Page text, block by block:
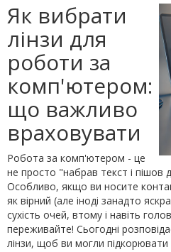
Як вибрати
лінзи для
роботи за
комп'ютером:
що важливо
враховувати
Робота за комп'ютером - це
не просто "набрав текст і
Особливо, якщо ви носите
як вірний (але іноді занадто
сухість очей, втому і навіть
переживайте! Сьогодні
лінзи, щоб ви могли підкорювати